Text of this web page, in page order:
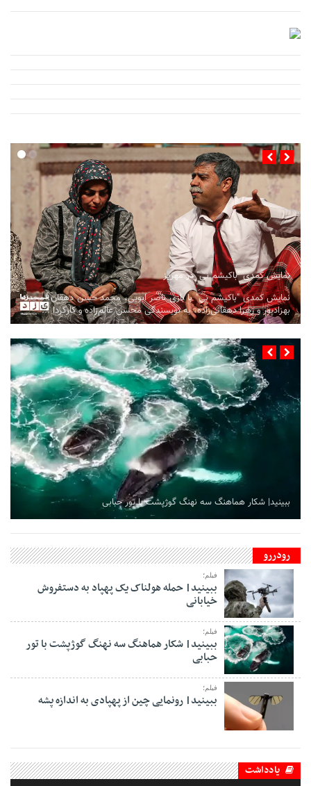
نمایش کمدی "باکیشم نی" در مهریز
نمایش کمدی "باکیشم نی" با بازی ناصر ابویی، محمد حسن دهقان، محدثه
بهزادپور و زهرا دهقانی‌زاده، به نویسندگی محسن عالم‌زاده و کارگردا ...
ببینید| شکار هماهنگ سه نهنگ گوژپشت با تور حبابی
رودررو
فیلم؛
ببینید| حمله هولناک یک پهپاد به دستفروش
خیابانی
فیلم؛
ببینید| شکار هماهنگ سه نهنگ گوژپشت با تور
حبابی
فیلم؛
ببینید| رونمایی چین از پهپادی به اندازه پشه
یادداشت